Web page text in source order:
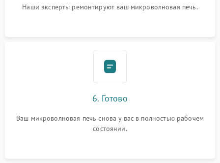
Наши эксперты ремонтируют ваш микроволновая печь.
6. Готово
Ваш микроволновая печь снова у вас в полностью рабочем
состоянии.